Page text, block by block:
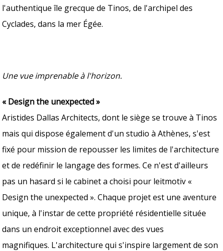
l'authentique île grecque de Tinos, de l'archipel des
Cyclades, dans la mer Égée.
Une vue imprenable à l'horizon.
« Design the unexpected »
Aristides Dallas Architects, dont le siège se trouve à Tinos
mais qui dispose également d'un studio à Athènes, s'est
fixé pour mission de repousser les limites de l'architecture
et de redéfinir le langage des formes. Ce n'est d'ailleurs
pas un hasard si le cabinet a choisi pour leitmotiv «
Design the unexpected ». Chaque projet est une aventure
unique, à l'instar de cette propriété résidentielle située
dans un endroit exceptionnel avec des vues
magnifiques. L'architecture qui s'inspire largement de son